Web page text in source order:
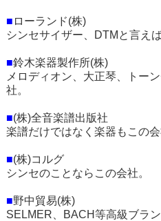
■ ローランド(株)
シンセサイザー、DTMと言え
■鈴木楽器製作所(株)
メロディオン、大正琴、トー
社。
■(株)全音楽譜出版社
楽譜だけではなく楽器もこの会
■(株)コルグ
シンセのことならこの会社。
■野中貿易(株)
SELMER、BACH等高級ブラン